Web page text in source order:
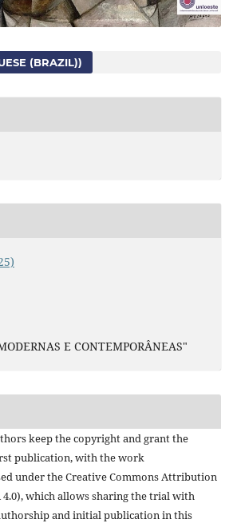
(BRAZIL))
E CONTEMPORÂNEAS"
keep the copyright and grant the
publication, with the work
under the Creative Commons Attribution
4.0), which allows sharing the trial with
and initial publication in this